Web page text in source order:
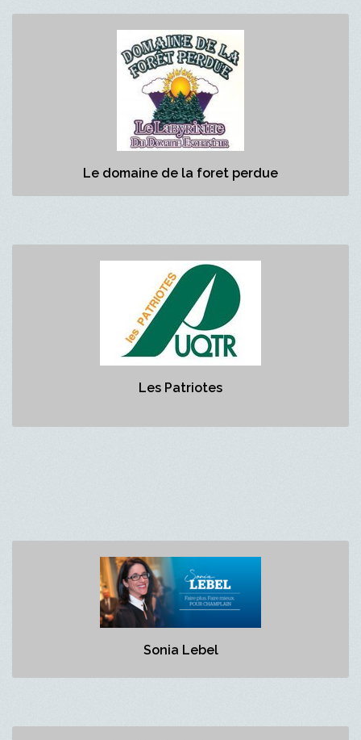
Le domaine de la foret perdue
Le domaine de la foret perdue
https://www.domaineenchanteur.com/galerie/
Domaine enchanteur
Les Patriotes
Les Patriotes
https://oraprdnt.uqtr.uquebec.ca/pls/public/gscw030?
owa_no_site=4239
Equipe universitaire
Sonia Lebel
Sonia Lebel
Aucune description